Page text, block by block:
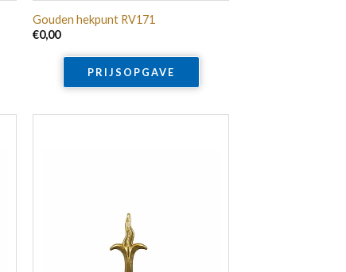
Gouden hekpunt RV171
€0,00
PRIJSOPGAVE